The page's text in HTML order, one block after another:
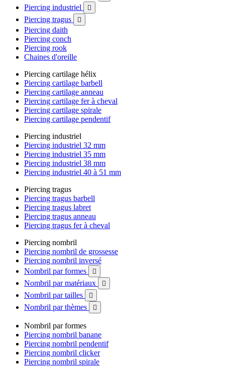
Piercing industriel 
Piercing tragus 
Piercing daith
Piercing conch
Piercing rook
Chaines d'oreille
Piercing cartilage hélix
Piercing cartilage barbell
Piercing cartilage anneau
Piercing cartilage fer à cheval
Piercing cartilage spirale
Piercing cartilage pendentif
Piercing industriel
Piercing industriel 32 mm
Piercing industriel 35 mm
Piercing industriel 38 mm
Piercing industriel 40 à 51 mm
Piercing tragus
Piercing tragus barbell
Piercing tragus labret
Piercing tragus anneau
Piercing tragus fer à cheval
Piercing nombril
Piercing nombril de grossesse
Piercing nombril inversé
Nombril par formes

Nombril par matériaux 
Nombril par tailles 
Nombril par thèmes 
Nombril par formes
Piercing nombril banane
Piercing nombril pendentif
Piercing nombril clicker
Piercing nombril spirale